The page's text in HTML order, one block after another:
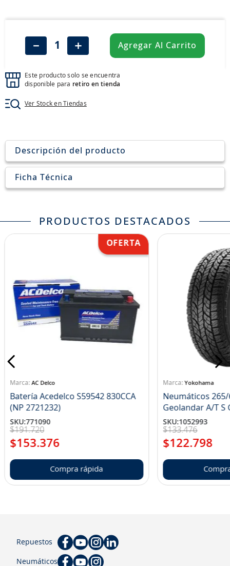
＋
－ Agregar Al Carrito
Este producto solo se encuentra
disponible para retiro en tienda
Ver Stock en Tiendas
Descripción del producto
Ficha Técnica
PRODUCTOS DESTACADOS
AC Delco
Batería Acedelco S59542 830CCA
(NP 2721232)
SKU:771090
$191.720
$153.376
Compra rápida
Yokohama
Neumáticos 265/
SKU:1052993
$133.476
$122.798
Repuestos
Neumáticos
john deere